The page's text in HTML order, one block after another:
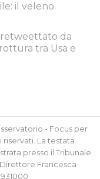
il veleno
retweettato da
tra Usa e
- Focus per
riservati. La testata
presso il Tribunale
Direttore Francesca